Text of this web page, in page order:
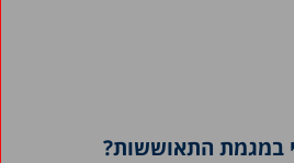
במגמת התאוששות?